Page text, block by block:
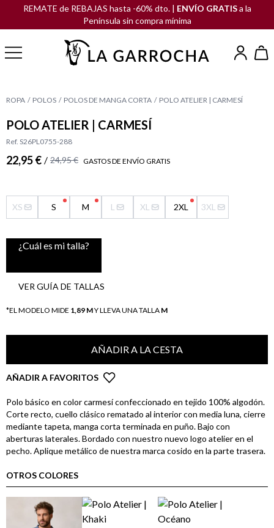
REMATE de REBAJAS hasta -60% dto. | ENVÍO GRATISa la
Península sin compra mínima
ROPA POLOS POLOS DE MANGA CORTA POLO ATELIER | CARMESÍ
POLO ATELIER | CARMESÍ
Ref. S26PL0755-288
22,95 € / 24,95 € GASTOS DE ENVÍO GRATIS
XS S M L XL 2XL 3XL
¿Cuál es mi talla?
VER GUÍA DE TALLAS
*EL MODELO MIDE 1,89 MY LLEVA UNA TALLA M
AÑADIR A LA CESTA
AÑADIR A FAVORITOS
Polo básico en color carmesí confeccionado en tejido 100% algodón.
Corte recto, cuello clásico rematado al interior con media luna, cierre
mediante tapeta, manga corta terminada en puño. Bajo con
aberturas laterales. Bordado con nuestro nuevo logo atelier en el
pecho. Aplique metálico de nuestra marca cosido en la parte trasera.
OTROS COLORES